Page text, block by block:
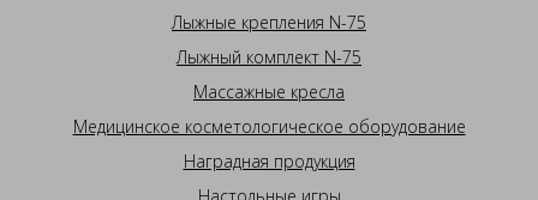
Лыжные крепления N-75
Лыжный комплект N-75
Массажные кресла
Медицинское косметологическое оборудование
Наградная продукция